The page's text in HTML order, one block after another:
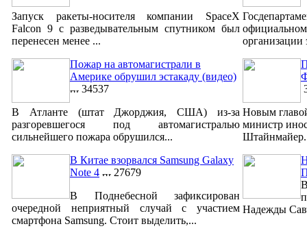
Запуск ракеты-носителя компании SpaceX
Falcon 9 с разведывательным спутником был
перенесен менее ...
Пожар на автомагистрали в
Америке обрушил эстакаду (видео)
34537
В Атланте (штат Джорджия, США) из-за
разгоревшегося под автомагистралью
сильнейшего пожара обрушился...
В Китае взорвался Samsung Galaxy
Note 4
27679
В Поднебесной зафиксирован
очередной неприятный случай с участием
смартфона Samsung. Стоит выделить,...
организации
Новым
министр
Надежды